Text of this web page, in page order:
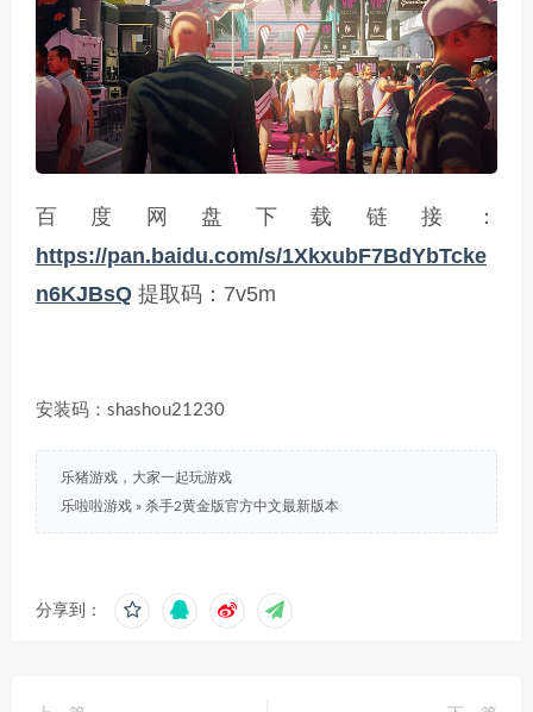
百度网盘下载 链接：
https://pan.baidu.com/s/1XkxubF7BdYbTcke
n6KJBsQ 提取码：7v5m
安装码：shashou21230
乐猪游戏，大家一起玩游戏
乐啦啦游戏 » 杀手2黄金版官方中文最新版本
分享到：